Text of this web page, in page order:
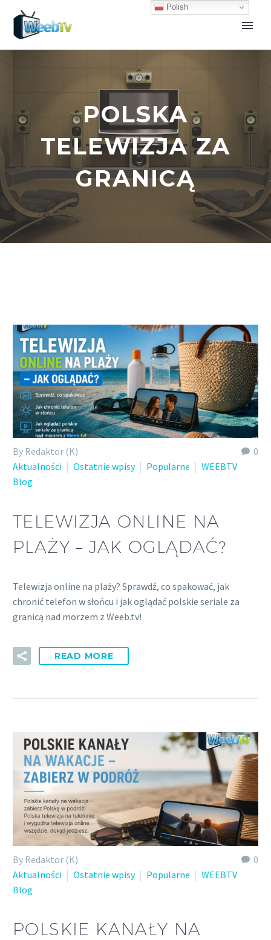
Polish
POLSKA
TELEWIZJA ZA
GRANICĄ
0
By Redaktor (K)
Aktualności
Ostatnie wpisy Popularne
WEEBTV
Blog
TELEWIZJA ONLINE NA
PLAŻY – JAK OGLĄDAĆ?
Telewizja online na plaży? Sprawdź, co spakować, jak
chronić telefon w słońcu i jak oglądać polskie seriale za
granicą nad morzem z Weeb.tv!
READ MORE
0
By Redaktor (K)
Aktualności
Ostatnie wpisy Popularne
WEEBTV
Blog
POLSKIE KANAŁY NA
Polish